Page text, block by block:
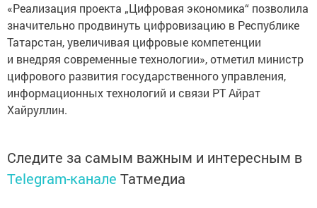
«Реализация проекта „Цифровая экономика“ позволила
значительно продвинуть цифровизацию в Республике
Татарстан, увеличивая цифровые компетенции
и внедряя современные технологии», отметил министр
цифрового развития государственного управления,
информационных технологий и связи РТ Айрат
Хайруллин.
Следите за самым важным и интересным в
Telegram-канале Татмедиа